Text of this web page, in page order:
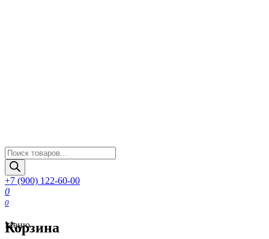
Поиск
товаров
+7 (900) 122-60-00
0
0
Корзина
Меню